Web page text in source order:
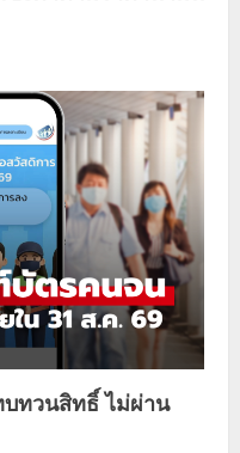
บทวนสิทธิ์ ไม่ผ่าน